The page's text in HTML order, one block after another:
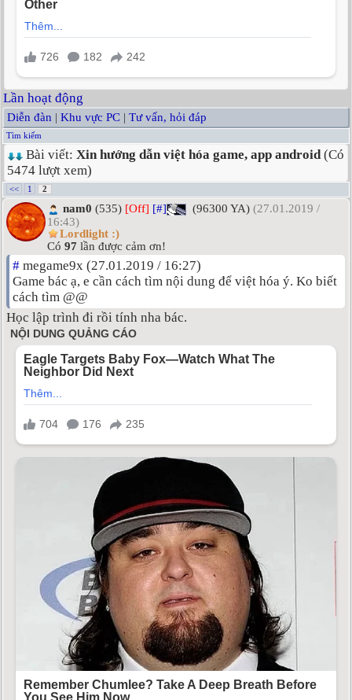
Lần hoạt động
Diễn đàn | Khu vực PC | Tư vấn, hỏi đáp
Tìm kiếm
Bài viết: Xin hướng dẫn việt hóa game, app android(Có
5474 lượt xem)
<< 1 2
nam0 (535) [Off] [#] (96300 YA) (27.01.2019 /
16:43)
Lordlight :)
Có 97 lần được cảm ơn!
# megame9x (27.01.2019 / 16:27)
Game bác ạ, e cần cách tìm nội dung để việt hóa ý. Ko biết
cách tìm @@
Học lập trình đi rồi tính nha bác.